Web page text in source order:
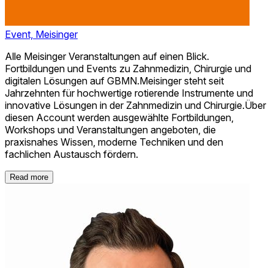
Event, Meisinger
Alle Meisinger Veranstaltungen auf einen Blick.
Fortbildungen und Events zu Zahnmedizin, Chirurgie und
digitalen Lösungen auf GBMN.Meisinger steht seit
Jahrzehnten für hochwertige rotierende Instrumente und
innovative Lösungen in der Zahnmedizin und Chirurgie.Über
diesen Account werden ausgewählte Fortbildungen,
Workshops und Veranstaltungen angeboten, die
praxisnahes Wissen, moderne Techniken und den
fachlichen Austausch fördern.
Read more